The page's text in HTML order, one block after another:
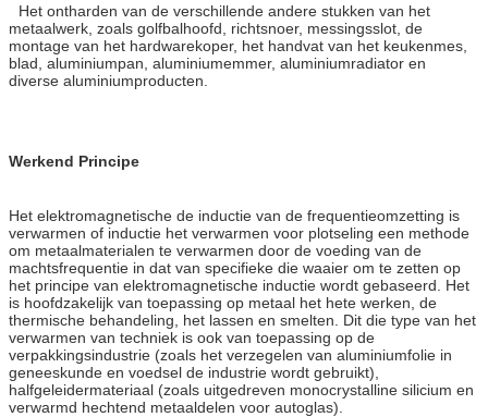
Het ontharden van de verschillende andere stukken van het
metaalwerk, zoals golfbalhoofd, richtsnoer, messingsslot, de
montage van het hardwarekoper, het handvat van het keukenmes,
blad, aluminiumpan, aluminiumemmer, aluminiumradiator en
diverse aluminiumproducten.
Werkend Principe
Het elektromagnetische de inductie van de frequentieomzetting is
verwarmen of inductie het verwarmen voor plotseling een methode
om metaalmaterialen te verwarmen door de voeding van de
machtsfrequentie in dat van specifieke die waaier om te zetten op
het principe van elektromagnetische inductie wordt gebaseerd. Het
is hoofdzakelijk van toepassing op metaal het hete werken, de
thermische behandeling, het lassen en smelten. Dit die type van het
verwarmen van techniek is ook van toepassing op de
verpakkingsindustrie (zoals het verzegelen van aluminiumfolie in
geneeskunde en voedsel de industrie wordt gebruikt),
halfgeleidermateriaal (zoals uitgedreven monocrystalline silicium en
verwarmd hechtend metaaldelen voor autoglas).